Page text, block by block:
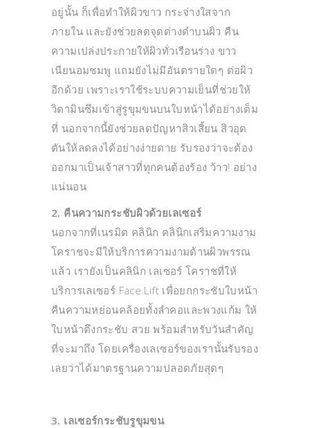
อยู่นั้น ก็เพื่อทำให้ผิวขาว กระจ่างใสจาก
ภายใน และยังช่วยลดจุดด่างดำบนผิว คืน
ความเปล่งประกายให้ผิวทั่วเรือนร่าง ขาว
เนียนอมชมพู แถมยังไม่มีอันตรายใดๆ ต่อผิว
อีกด้วย เพราะเราใช้ระบบความเย็นที่ช่วยให้
วิตามินซึมเข้าสู่รูขุมขนบนใบหน้าได้อย่างเต็ม
ที่ นอกจากนี้ยังช่วยลดปัญหาสิวเสี้ยน สิวอุด
ตันให้ลดลงได้อย่างง่ายดาย รับรองว่าจะต้อง
ออกมาเป็นเจ้าสาวที่ทุกคนต้องร้อง ว้าว! อย่าง
แน่นอน
2. คืนความกระชับผิวด้วยเลเซอร์
นอกจากที่เนรมิต คลินิก คลินิกเสริมความงาม
โคราชจะมีให้บริการความงามด้านผิวพรรณ
แล้ว เรายังเป็นคลินิก เลเซอร์ โคราชที่ให้
บริการเลเซอร์ Face Lift เพื่อยกกระชับใบหน้า
คืนความหย่อนคล้อยทั้งลำคอและพวงแก้ม ให้
ใบหน้าตึงกระชับ สวย พร้อมสำหรับวันสำคัญ
ที่จะมาถึง โดยเครื่องเลเซอร์ของเรานั้นรับรอง
เลยว่าได้มาตรฐานความปลอดภัยสุดๆ
3. เลเซอร์กระชับรูขุมขน